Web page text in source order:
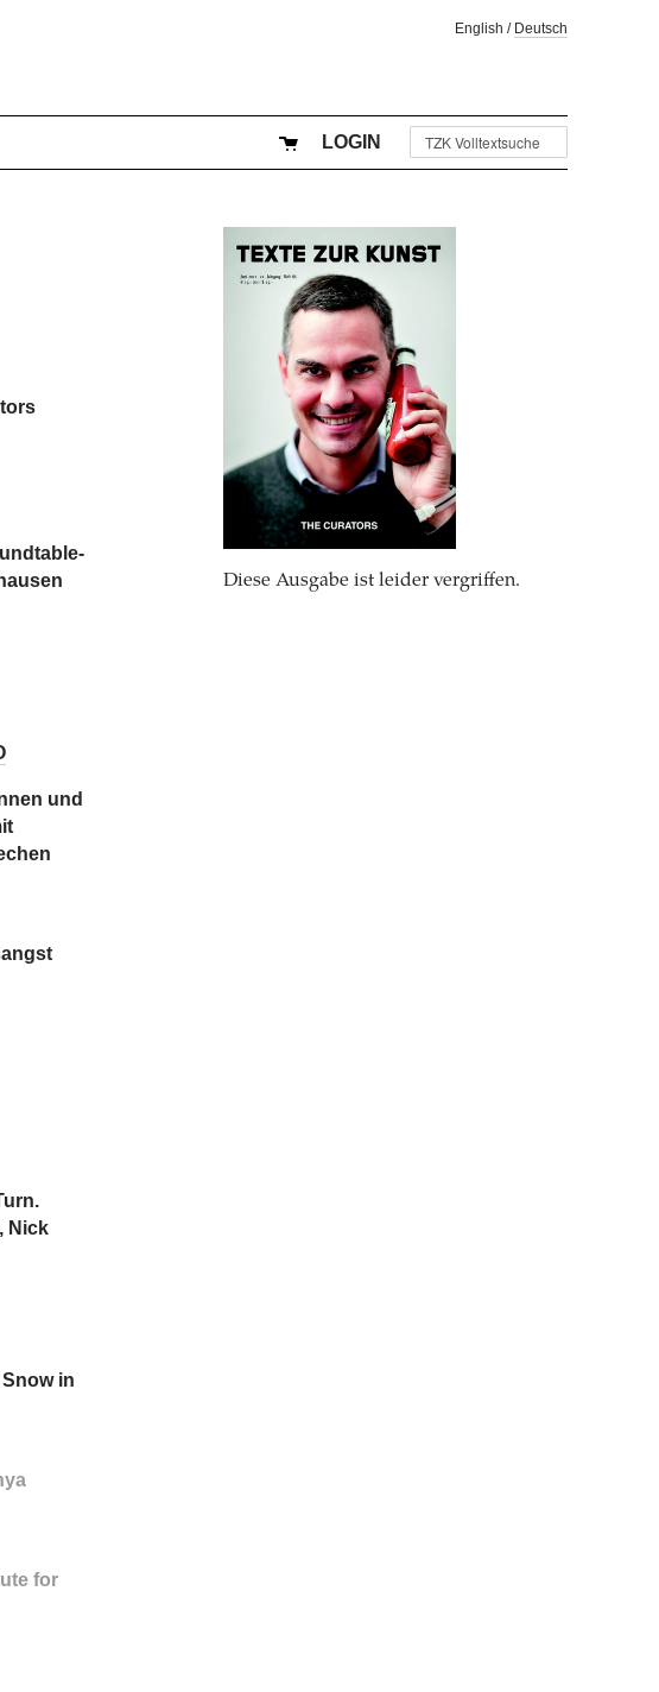
English / Deutsch
LOGIN
und
Nick
in
for
Diese Ausgabe ist leider vergriffen.